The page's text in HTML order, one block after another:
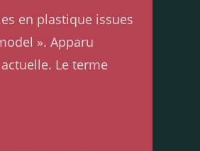
en plastique issues
». Apparu
Le terme